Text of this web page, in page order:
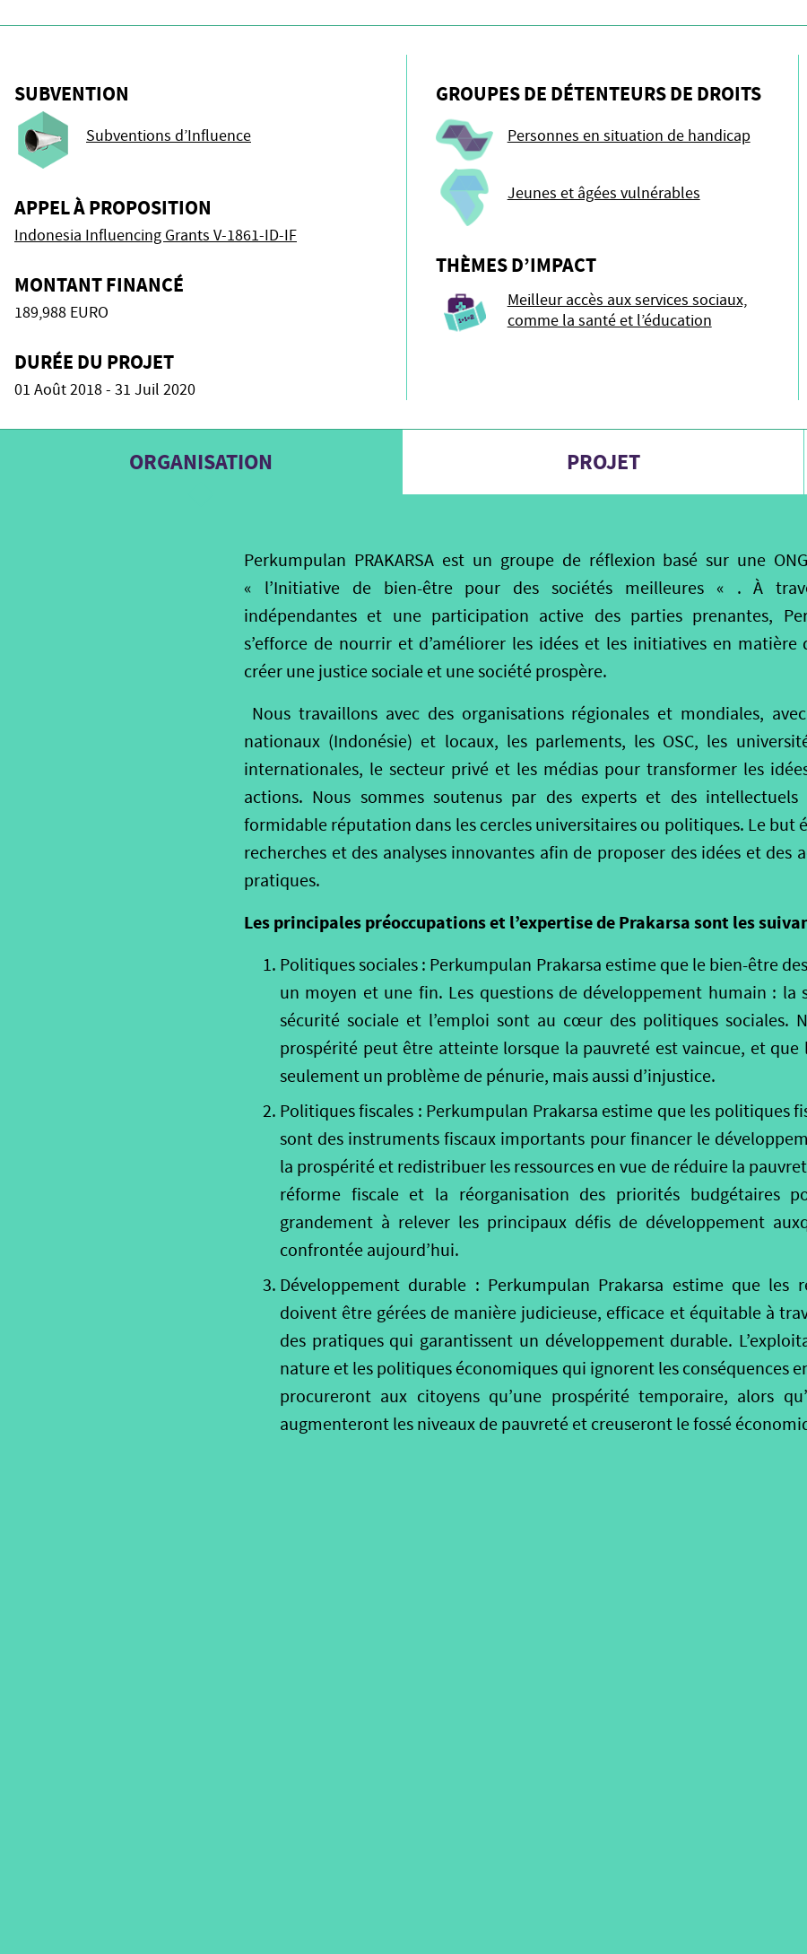
SUBVENTION
Subventions d’Influence
APPEL À PROPOSITION
Indonesia Influencing Grants V-1861-ID-IF
MONTANT FINANCÉ
189,988 EURO
DURÉE DU PROJET
01 Août 2018 - 31 Juil 2020
GROUPES DE DÉTENTEURS DE DROITS
Personnes en situation de handicap
Jeunes et âgées vulnérables
THÈMES D’IMPACT
Meilleur accès aux services sociaux,
comme la santé et l’éducation
ORGANISATION
Perkumpulan PRAKARSA est un groupe de réflexion basé sur une
« l’Initiative de bien-être pour des sociétés meilleures « . À
indépendantes et une participation active des parties prenantes,
s’efforce de nourrir et d’améliorer les idées et les initiatives en
créer une justice sociale et une société prospère.
Nous travaillons avec des organisations régionales et mondiales,
nationaux (Indonésie) et locaux, les parlements, les OSC, les
internationales, le secteur privé et les médias pour transformer les
actions. Nous sommes soutenus par des experts et des intellectuels
formidable réputation dans les cercles universitaires ou politiques. Le but
recherches et des analyses innovantes afin de proposer des idées et des
pratiques.
Les principales préoccupations et l’expertise de Prakarsa sont les
Politiques sociales : Perkumpulan Prakarsa estime que le bien-être
un moyen et une fin. Les questions de développement humain : la
sécurité sociale et l’emploi sont au cœur des politiques sociales.
prospérité peut être atteinte lorsque la pauvreté est vaincue, et que
seulement un problème de pénurie, mais aussi d’injustice.
Politiques fiscales : Perkumpulan Prakarsa estime que les politiques
sont des instruments fiscaux importants pour financer le
la prospérité et redistribuer les ressources en vue de réduire la
réforme fiscale et la réorganisation des priorités budgétaires
grandement à relever les principaux défis de développement
confrontée aujourd’hui.
Développement durable : Perkumpulan Prakarsa estime que les
doivent être gérées de manière judicieuse, efficace et équitable à
des pratiques qui garantissent un développement durable.
nature et les politiques économiques qui ignorent les conséquences
procureront aux citoyens qu’une prospérité temporaire, alors
augmenteront les niveaux de pauvreté et creuseront le fossé
PROJET